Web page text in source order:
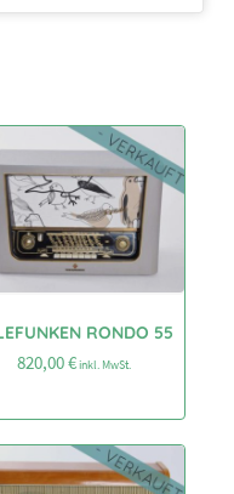
RONDO 55
820,00€inkl. MwSt.